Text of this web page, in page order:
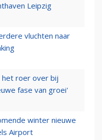
Leipzig
vluchten naar
het roer over bij
fase van groei'
winter nieuwe
Airport